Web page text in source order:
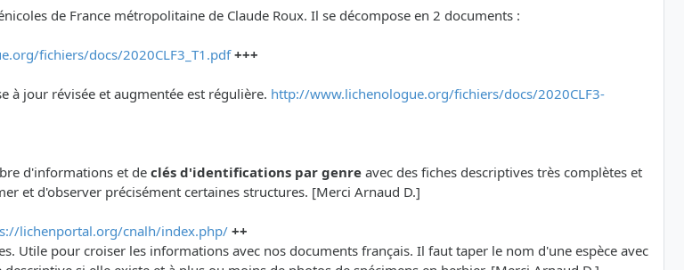
de France métropolitaine de Claude Roux. Il se décompose en 2 documents :
fichiers/docs/2020CLF3_T1.pdf +++
à jour révisée et augmentée est régulière. http://www.lichenologue.org/fichiers/docs/2020CLF3-
d'informations et de clés d'identifications par genre avec des fiches descriptives très complètes et
et d'observer précisément certaines structures. [Merci Arnaud D.]
lichenportal.org/cnalh/index.php/++
Utile pour croiser les informations avec nos documents français. Il faut taper le nom d'une espèce avec